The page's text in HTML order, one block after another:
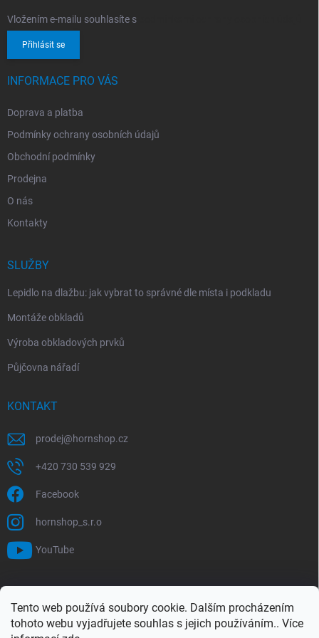
Tento web používá soubory cookie. Dalším procházením
tohoto webu vyjadřujete souhlas s jejich používáním.. Více
Vložením e-mailu souhlasíte s
Přihlásit se
INFORMACE PRO VÁS
Doprava a platba
Podmínky ochrany osobních údajů
Obchodní podmínky
Prodejna
O nás
Kontakty
SLUŽBY
Lepidlo na dlažbu: jak vybrat to správné dle místa i podkladu
Montáže obkladů
Výroba obkladových prvků
Půjčovna nářadí
KONTAKT
prodej@hornshop.cz
+420 730 539 929
Facebook
hornshop_s.r.o
YouTube
Hledat